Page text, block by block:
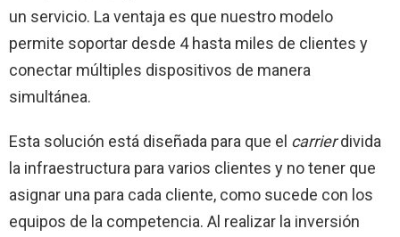
un servicio. La ventaja es que nuestro modelo
permite soportar desde 4 hasta miles de clientes y
conectar múltiples dispositivos de manera
simultánea.
Esta solución está diseñada para que el carrierdivida
la infraestructura para varios clientes y no tener que
asignar una para cada cliente, como sucede con los
equipos de la competencia. Al realizar la inversión